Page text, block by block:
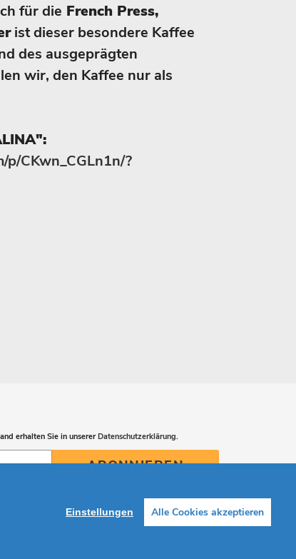
für die French Press,
ist dieser besondere Kaffee
des ausgeprägten
wir, den Kaffee nur als
CKwn_CGLn1n/?
erhalten Sie in unsererDatenschutzerklärung.
ABONNIEREN
Einstellungen Alle Cookies akzeptieren